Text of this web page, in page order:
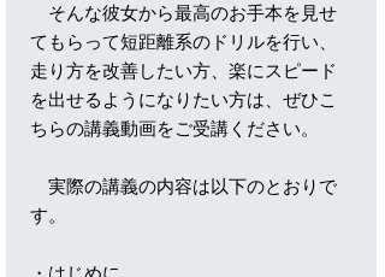
そんな彼女から最高のお手本を見せ
てもらって短距離系のドリルを行い、
走り方を改善したい方、楽にスピード
を出せるようになりたい方は、ぜひこ
ちらの講義動画をご受講ください。
実際の講義の内容は以下のとおりで
す。